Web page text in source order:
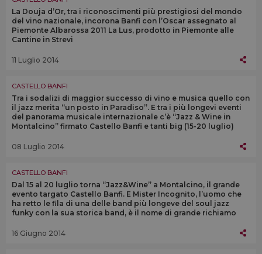
La Douja d’Or, tra i riconoscimenti più prestigiosi del mondo
del vino nazionale, incorona Banfi con l’Oscar assegnato al
Piemonte Albarossa 2011 La Lus, prodotto in Piemonte alle
Cantine in Strevi
11 Luglio 2014
CASTELLO BANFI
Tra i sodalizi di maggior successo di vino e musica quello con
il jazz merita “un posto in Paradiso”. E tra i più longevi eventi
del panorama musicale internazionale c’è “Jazz & Wine in
Montalcino” firmato Castello Banfi e tanti big (15-20 luglio)
08 Luglio 2014
CASTELLO BANFI
Dal 15 al 20 luglio torna “Jazz&Wine” a Montalcino, il grande
evento targato Castello Banfi. E Mister Incognito, l’uomo che
ha retto le fila di una delle band più longeve del soul jazz
funky con la sua storica band, è il nome di grande richiamo
16 Giugno 2014